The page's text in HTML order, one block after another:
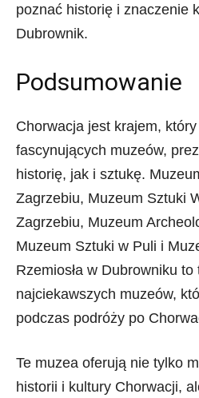
poznać historię i znaczenie
Dubrownik.
Podsumowanie
Chorwacja jest krajem,
fascynujących muzeów,
historię, jak i sztukę.
Zagrzebiu, Muzeum Sztuki
Zagrzebiu, Muzeum
Muzeum Sztuki w Puli i
Rzemiosła w Dubrowniku
najciekawszych muzeów,
podczas podróży po
Te muzea oferują nie tylko
historii i kultury Chorwacji,